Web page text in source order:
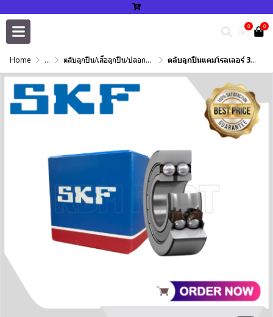
0 0
Home ... ตลับลูกปืน/เสื้อลูกปืน/ปลอกปรับเพลา/แหวนกำหนด/เพลาฮาร์ดโครม ตลับลูกปืนแคมโรลเลอร์ 305701 C-2Z SKF